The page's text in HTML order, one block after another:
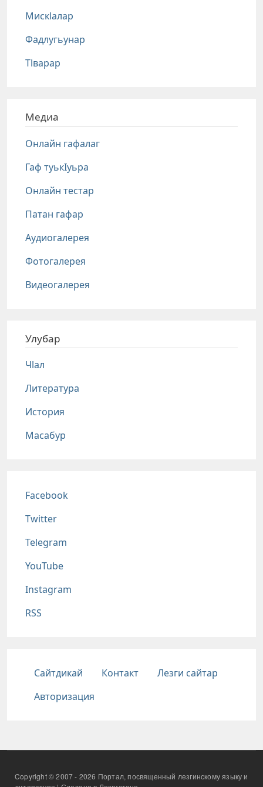
Мискlалар
Фадлугьунар
Тlварар
Медиа
Онлайн гафалаг
Гаф туькIуьра
Онлайн тестар
Патан гафар
Аудиогалерея
Фотогалерея
Видеогалерея
Улубар
Чlал
Литература
История
Масабур
Соц сети
Facebook
Twitter
Telegram
YouTube
Instagram
RSS
Подвал
Сайтдикай Контакт
Лезги сайтар
Авторизация
Copyright © 2007 - 2026 Портал, посвященный лезгинскому языку и